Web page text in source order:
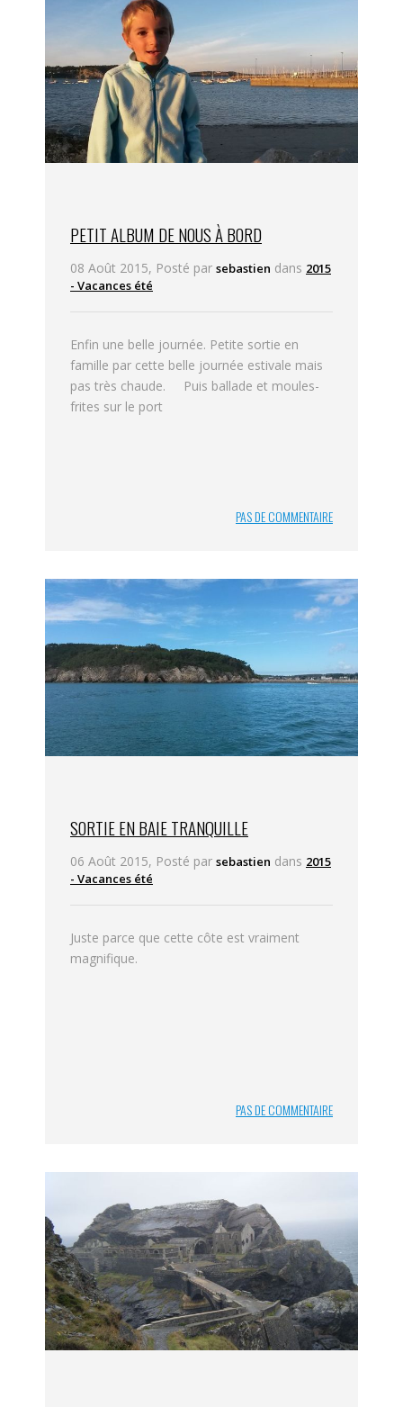
PETIT ALBUM DE NOUS À BORD
08 Août 2015, Posté par sebastien dans 2015
- Vacances été
Enfin une belle journée. Petite sortie en
famille par cette belle journée estivale mais
pas très chaude. Puis ballade et moules-
frites sur le port
PAS DE COMMENTAIRE
SORTIE EN BAIE TRANQUILLE
06 Août 2015, Posté par sebastien dans 2015
- Vacances été
Juste parce que cette côte est vraiment
magnifique.
PAS DE COMMENTAIRE